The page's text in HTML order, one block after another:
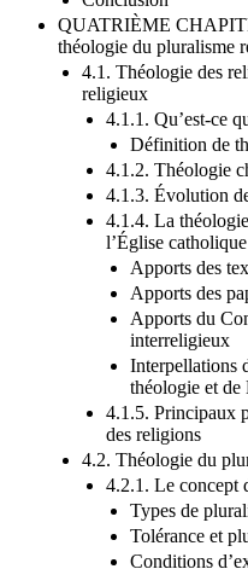
Conclusion
QUATRIÈME
théologie du pluralisme
4.1. Théologie des
religieux
4.1.1. Qu’est-ce
Définition de
4.1.2. Théologie
4.1.3. Évolution
4.1.4. La
l’Église catholique
Apports des
Apports des
Apports du
interreligieux
Interpellations
théologie et
4.1.5. Principaux
des religions
4.2. Théologie du
4.2.1. Le concept
Types de
Tolérance et